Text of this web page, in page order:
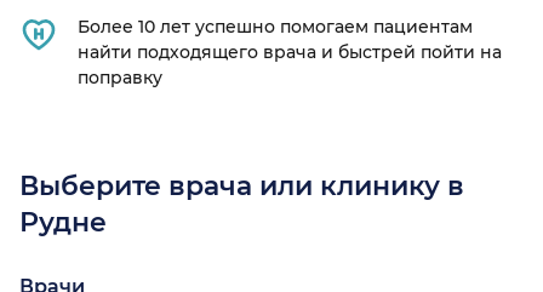
Более 10 лет успешно помогаем пациентам
найти подходящего врача и быстрей пойти на
поправку
Выберите врача или клинику в
Рудне
Врачи